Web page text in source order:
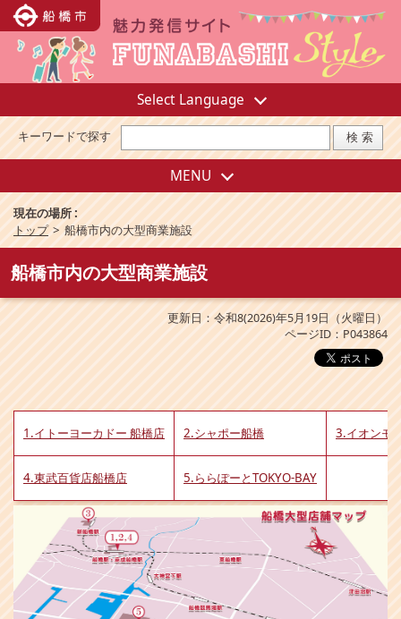
Select Language
キーワードで探す
MENU
現在の場所 :
トップ > 船橋市内の大型商業施設
船橋市内の大型商業施設
更新日：令和8(2026)年5月19日（火曜日）
ページID：P043864
1.イトーヨーカドー 船橋店 2.シャポー船橋 3.イオンモ
4.東武百貨店船橋店 5.ららぽーとTOKYO-BAY